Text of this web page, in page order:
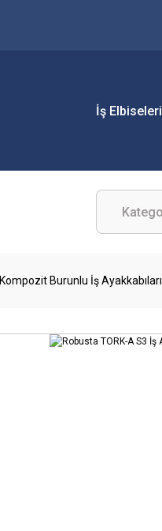
İş Elbiseleri
Kompozit Burunlu İş Ayakkabıları